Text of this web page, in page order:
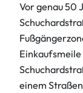
Vor genau 50
Einkaufsmeile
einem